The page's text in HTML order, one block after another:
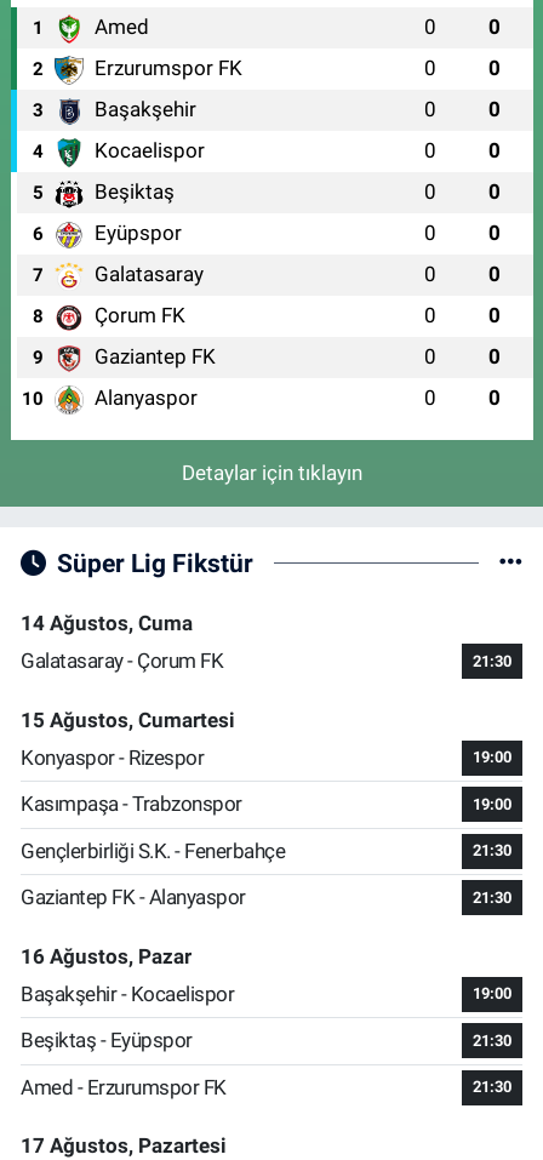
1 Amed 0 0
2 Erzurumspor FK 0 0
3 Başakşehir 0 0
4 Kocaelispor 0 0
5 Beşiktaş 0 0
6 Eyüpspor 0 0
7 Galatasaray 0 0
8 Çorum FK 0 0
9 Gaziantep FK 0 0
10 Alanyaspor 0 0
Detaylar için tıklayın
Süper Lig Fikstür
14 Ağustos, Cuma
Galatasaray - Çorum FK
21:30
15 Ağustos, Cumartesi
Konyaspor - Rizespor
19:00
Kasımpaşa - Trabzonspor 19:00
Gençlerbirliği S.K. - Fenerbahçe 21:30
Gaziantep FK - Alanyaspor 21:30
16 Ağustos, Pazar
Başakşehir - Kocaelispor
19:00
Beşiktaş - Eyüpspor 21:30
Amed - Erzurumspor FK 21:30
17 Ağustos, Pazartesi